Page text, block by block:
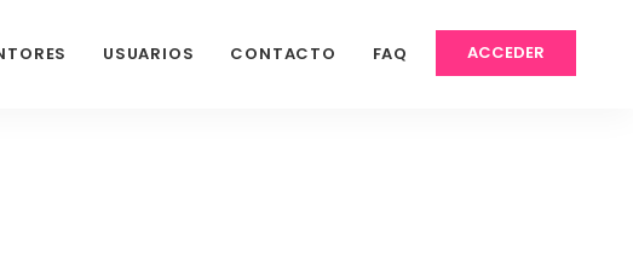
ACCEDER
USUARIOS CONTACTO FAQ